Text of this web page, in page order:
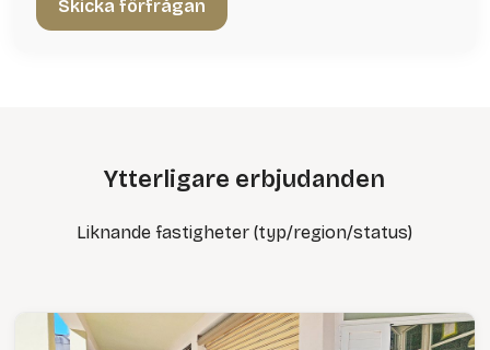
Ytterligare erbjudanden
Liknande fastigheter (typ/region/status)